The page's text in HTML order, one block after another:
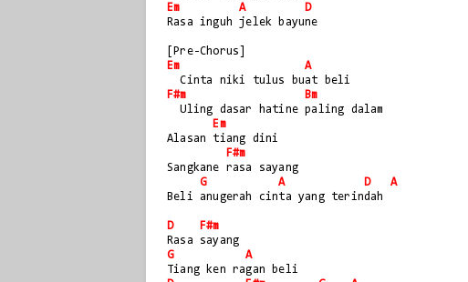
Em
A
D
Rasa inguh jelek bayune
[Pre-Chorus]
Em
A
  Cinta niki tulus buat beli
F#m
Bm
  Uling dasar hatine paling dalam
Em
Alasan tiang dini
F#m
Sangkane rasa sayang
G
A D
A
Beli anugerah cinta yang terindah
D
F#m
Rasa sayang
G
A
Tiang ken ragan beli